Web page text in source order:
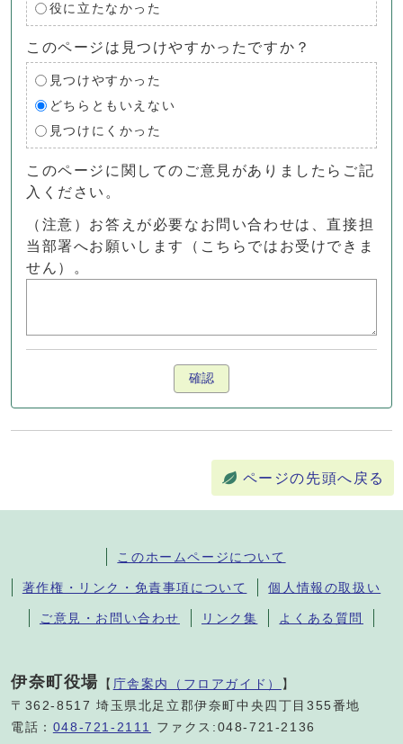
役に立たなかった
このページは見つけやすかったですか？
見つけやすかった
どちらともいえない
見つけにくかった
このページに関してのご意見がありましたらご記
入ください。
（注意）お答えが必要なお問い合わせは、直接担
当部署へお願いします（こちらではお受けできま
せん）。
確認
ページの先頭へ戻る
このホームページについて
著作権・リンク・免責事項について 個人情報の取扱い
ご意見・お問い合わせ リンク集 よくある質問
伊奈町役場 【 庁舎案内（フロアガイド） 】
〒362-8517 埼玉県北足立郡伊奈町中央四丁目355番地
電話： 048-721-2111 ファクス:048-721-2136